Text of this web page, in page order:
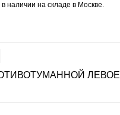
в наличии на складе в Москве.
ЛЕВОЕ